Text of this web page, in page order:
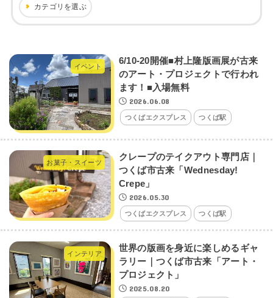
カテゴリを選ぶ
イベント
6/10-20開催■村上隆版画展が古来
のアート・プロジェクトで行われ
ます！■入場無料
2026.06.08
つくばエクスプレス つくば駅
お菓子・スイーツ
クレープのテイクアウト専門店｜
つくば市古来「Wednesday!
Crepe」
2026.05.30
つくばエクスプレス つくば駅
インテリア
世界の版画を身近に楽しめるギャ
ラリー｜つくば市古来「アート・
プロジェクト」
2025.08.20